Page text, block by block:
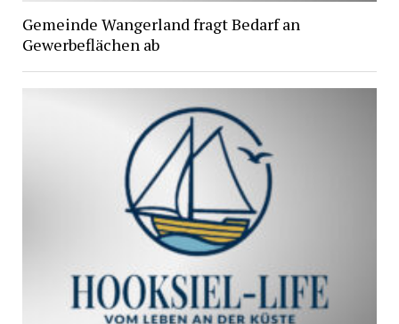
Gemeinde Wangerland fragt Bedarf an
Gewerbeflächen ab